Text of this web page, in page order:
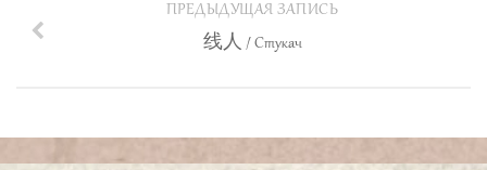
ПРЕДЫДУЩАЯ ЗАПИСЬ
线人 / Стукач
Хотел бы отметить высокую
организацию учебного процесса:
обучения! Изучать китайский язык чрезвычайно